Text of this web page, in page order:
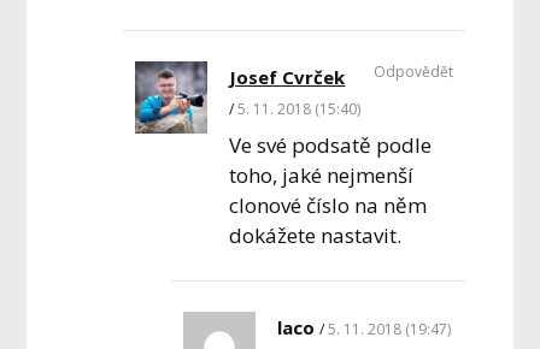
Josef Cvrček
5. 11. 2018 (15:40)
Ve své podsatě podle
toho, jaké nejmenší
clonové číslo na něm
dokážete nastavit.
Odpovědět
laco 5. 11. 2018 (19:47)